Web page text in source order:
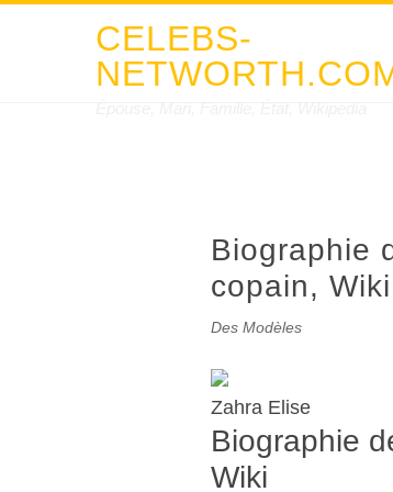
CELEBS-
Biographie
copain, Wiki
Des Modèles
Zahra Elise
Biographie
Wiki